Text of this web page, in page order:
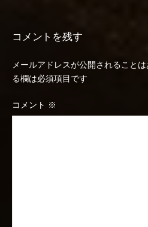
ビ
ゲ
ー
シ
コメントを残す
メールアドレスが公開されることは
る欄は必須項目です
コメント ※